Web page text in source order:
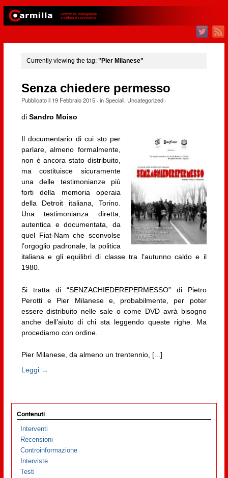
Currently viewing the tag: "Pier Milanese"
Senza chiedere permesso
Pubblicato il 19 Febbraio 2015· inSpeciali, Uncategorized·
di Sandro Moiso
Il documentario di cui sto per
parlare, almeno formalmente,
non è ancora stato distribuito,
ma costituisce sicuramente
una delle testimonianze più
forti della memoria operaia
della Detroit italiana, Torino.
Una testimonianza diretta,
autentica e documentata, da
quel Fiat-Nam che sconvolse
l’orgoglio padronale, la politica
italiana e gli equilibri di classe tra l’autunno caldo e il
1980.
Si tratta di “SENZACHIEDEREPERMESSO” di Pietro
Perotti e Pier Milanese e, probabilmente, per poter
essere distribuito nelle sale o come DVD avrà bisogno
anche dell’aiuto di chi sta leggendo queste righe. Ma
procediamo con ordine.
Pier Milanese, da almeno un trentennio, [...]
Leggi →
Contenuti
Interventi
Recensioni
Controinformazione
Interviste
Testi